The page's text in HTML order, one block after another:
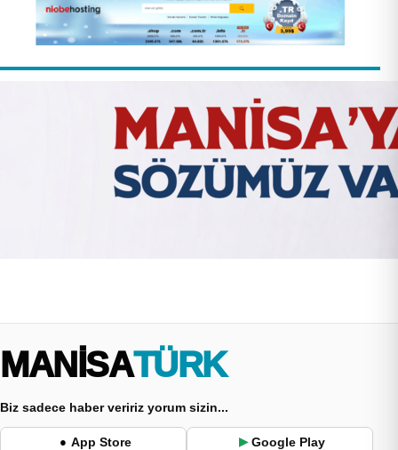
MANİSA TÜRK
Biz sadece haber veririz yorum sizin...
● App Store ▶ Google Play